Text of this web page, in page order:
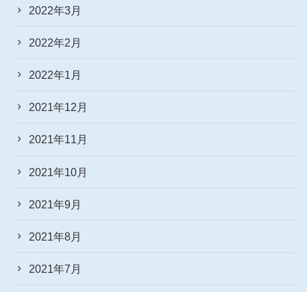
2022年3月
2022年2月
2022年1月
2021年12月
2021年11月
2021年10月
2021年9月
2021年8月
2021年7月